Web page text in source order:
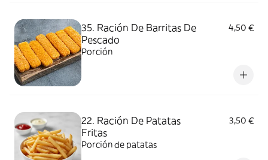
35. Ración De Barritas De
Pescado
4,50 €
Porción
22. Ración De Patatas
Fritas
3,50 €
Porción de patatas